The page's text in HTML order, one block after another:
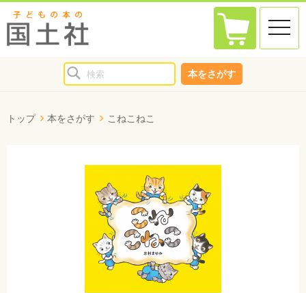
toggle
本をさがす
トップ 本をさがす こねこねこ